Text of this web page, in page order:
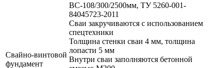
Свайно-винтовой
фундамент
ВС-108/300/2500мм, ТУ 5260-001-
84045723-2011
Сваи закручиваются с использованием
спецтехники
Толщина стенки сваи 4 мм, толщина
лопасти 5 мм
Внутри сваи заполняются бетонной